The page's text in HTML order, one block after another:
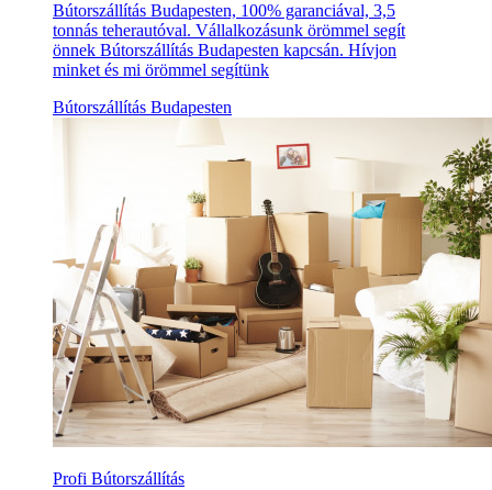
Bútorszállítás Budapesten, 100% garanciával, 3,5
tonnás teherautóval. Vállalkozásunk örömmel segít
önnek Bútorszállítás Budapesten kapcsán. Hívjon
minket és mi örömmel segítünk
Bútorszállítás Budapesten
Profi Bútorszállítás